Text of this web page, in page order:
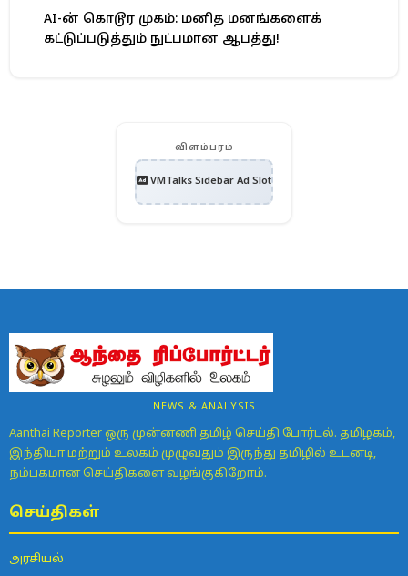
AI-ன் கொடூர முகம்: மனித மனங்களைக்
கட்டுப்படுத்தும் நுட்பமான ஆபத்து!
விளம்பரம்
VMTalks Sidebar Ad Slot
NEWS & ANALYSIS
Aanthai Reporter ஒரு முன்னணி தமிழ் செய்தி போர்டல். தமிழகம்,
இந்தியா மற்றும் உலகம் முழுவதும் இருந்து தமிழில் உடனடி,
நம்பகமான செய்திகளை வழங்குகிறோம்.
செய்திகள்
அரசியல்